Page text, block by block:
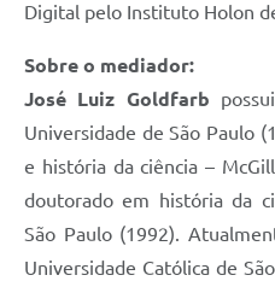
Digital pelo Instituto Holon
Sobre o mediador:
José Luiz Goldfarb
Universidade de São Paulo
e história da ciência –
doutorado em história da
São Paulo (1992).
Universidade Católica de